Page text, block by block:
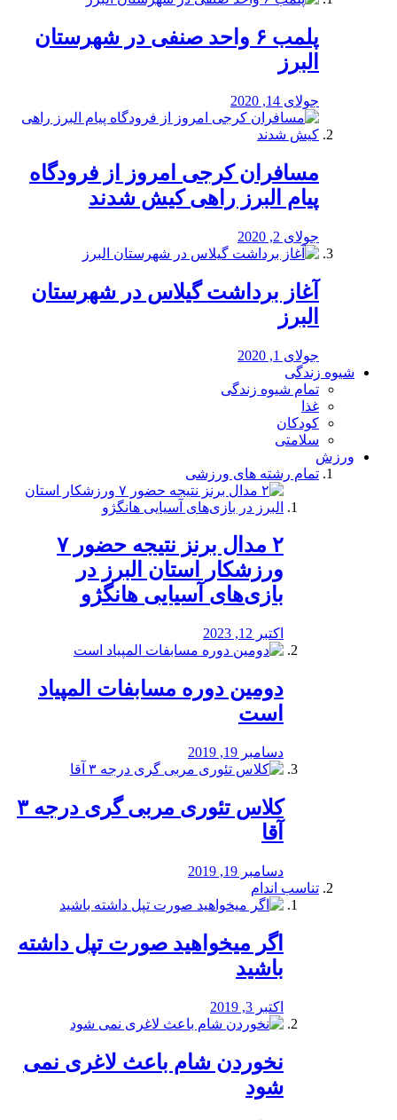
پلمب ۶ واحد صنفی در شهرستان
البرز
جولای 14, 2020
مسافران کرجی امروز از فرودگاه
پیام البرز راهی کیش شدند
جولای 2, 2020
آغاز برداشت گیلاس در شهرستان
البرز
جولای 1, 2020
شیوه زندگی
تمام شیوه زندگی
غذا
کودکان
سلامتی
ورزش
تمام رشته های ورزشی
۲ مدال برنز نتیجه حضور ۷
ورزشکار استان البرز در
بازی‌های آسیایی هانگژو
اکتبر 12, 2023
دومین دوره مسابفات المپیاد
است
دسامبر 19, 2019
کلاس تئوری مربی گری درجه ۳
آقا
دسامبر 19, 2019
تناسب اندام
اگر میخواهید صورت تپل داشته
باشید
اکتبر 3, 2019
نخوردن شام باعث لاغری نمی
‌شود